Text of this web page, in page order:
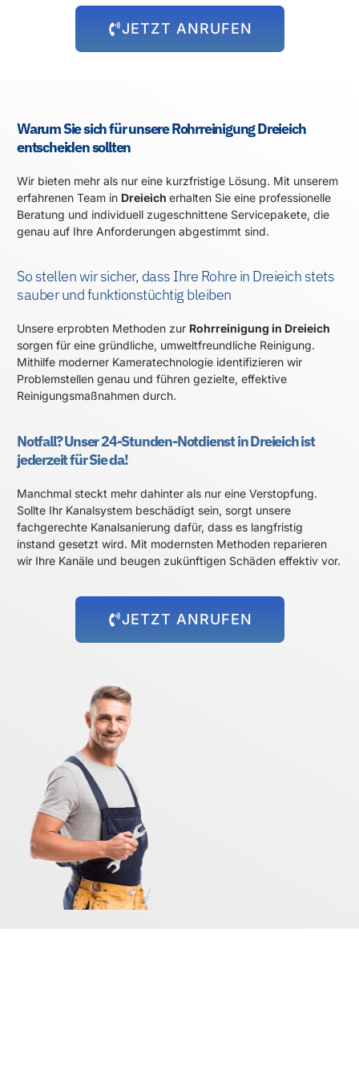
JETZT ANRUFEN
Warum Sie sich für unsere Rohrreinigung Dreieich
entscheiden sollten
Wir bieten mehr als nur eine kurzfristige Lösung. Mit unserem
erfahrenen Team in Dreieich erhalten Sie eine professionelle
Beratung und individuell zugeschnittene Servicepakete, die
genau auf Ihre Anforderungen abgestimmt sind.
So stellen wir sicher, dass Ihre Rohre in Dreieich stets
sauber und funktionstüchtig bleiben
Unsere erprobten Methoden zur Rohrreinigung in Dreieich
sorgen für eine gründliche, umweltfreundliche Reinigung.
Mithilfe moderner Kameratechnologie identifizieren wir
Problemstellen genau und führen gezielte, effektive
Reinigungsmaßnahmen durch.
Notfall? Unser 24-Stunden-Notdienst in Dreieich ist
jederzeit für Sie da!
Manchmal steckt mehr dahinter als nur eine Verstopfung.
Sollte Ihr Kanalsystem beschädigt sein, sorgt unsere
fachgerechte Kanalsanierung dafür, dass es langfristig
instand gesetzt wird. Mit modernsten Methoden reparieren
wir Ihre Kanäle und beugen zukünftigen Schäden effektiv vor.
JETZT ANRUFEN